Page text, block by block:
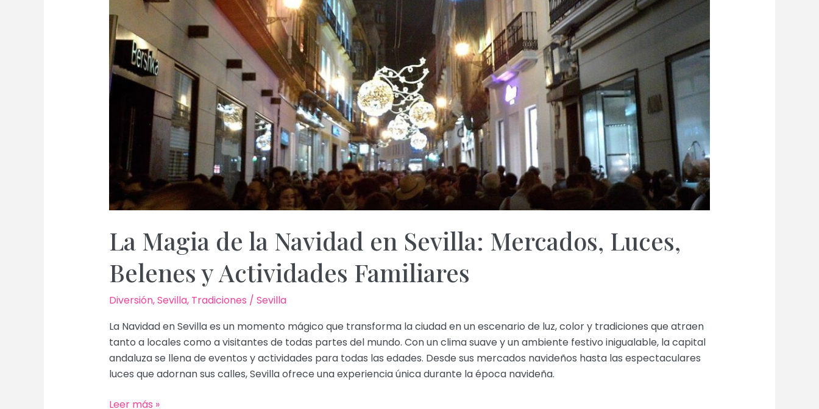
La Magia de la Navidad en Sevilla: Mercados, Luces,
Belenes y Actividades Familiares
Diversión,Sevilla, Tradiciones / Sevilla
La Navidad en Sevilla es un momento mágico que transforma la ciudad en un escenario de luz, color y tradiciones que atraen
tanto a locales como a visitantes de todas partes del mundo. Con un clima suave y un ambiente festivo inigualable, la capital
andaluza se llena de eventos y actividades para todas las edades. Desde sus mercados navideños hasta las espectaculares
luces que adornan sus calles, Sevilla ofrece una experiencia única durante la época navideña.
La
Leer más »